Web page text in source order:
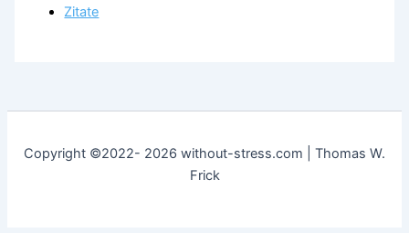
Zitate
Copyright ©2022- 2026 without-stress.com | Thomas W.
Frick